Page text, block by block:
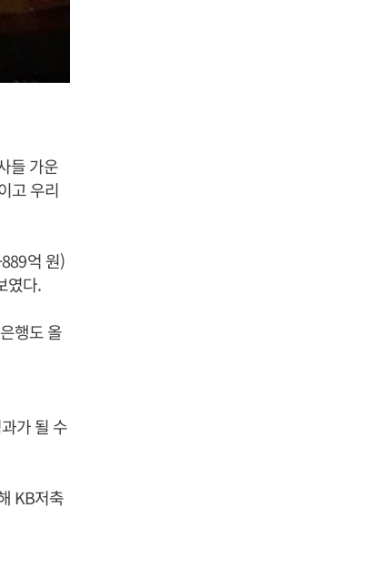
들 가운
고 우리
억 원)
였다.
행도 올
가 될 수
KB저축